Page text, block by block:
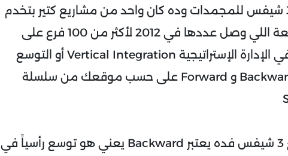
في الوجبات السريعة مصنع 3 شيفس للمجمدات وده كان واحد من مشاريع كتير بتخدم
سلسلة مطاعم الوجبات السريعة اللي وصل عددها في 2012 لأكثر من 100 فرع على
مستوى 6 دول وده بيسموه في الإدارة الإستراتيجية Vertical Integration أو التوسع
الرأسي اللي فيه منه نوعين Backward و Forward على حسب موقعك من سلسلة
في حالة إنشاء مؤمن لمصنع 3 شيفس فده يعتبر Backward يعني هو توسع رأسياً في